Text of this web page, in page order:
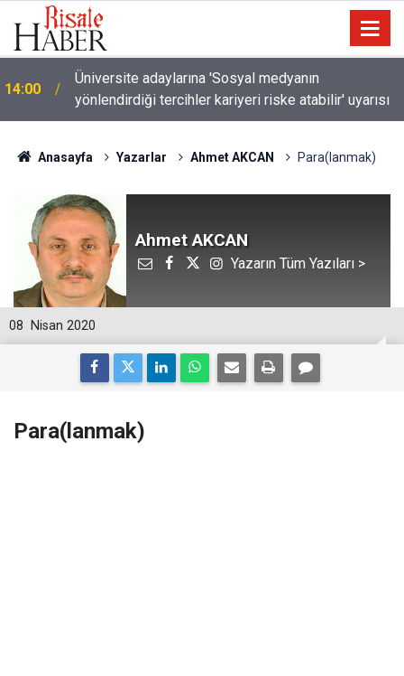
14:00
Üniversite adaylarına 'Sosyal medyanın
yönlendirdiği tercihler kariyeri riske atabilir' uyarısı
Anasayfa Yazarlar Ahmet AKCAN Para(lanmak)
Ahmet AKCAN
Yazarın Tüm Yazıları >
08 Nisan 2020
Para(lanmak)